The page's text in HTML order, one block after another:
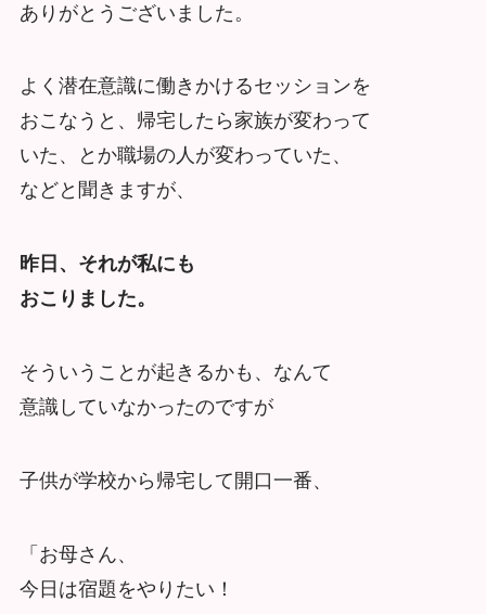
ありがとうございました。
よく潜在意識に働きかけるセッションを
おこなうと、帰宅したら家族が変わって
いた、とか職場の人が変わっていた、
などと聞きますが、
昨日、それが私にも
おこりました。
そういうことが起きるかも、なんて
意識していなかったのですが
子供が学校から帰宅して開口一番、
「お母さん、
今日は宿題をやりたい！